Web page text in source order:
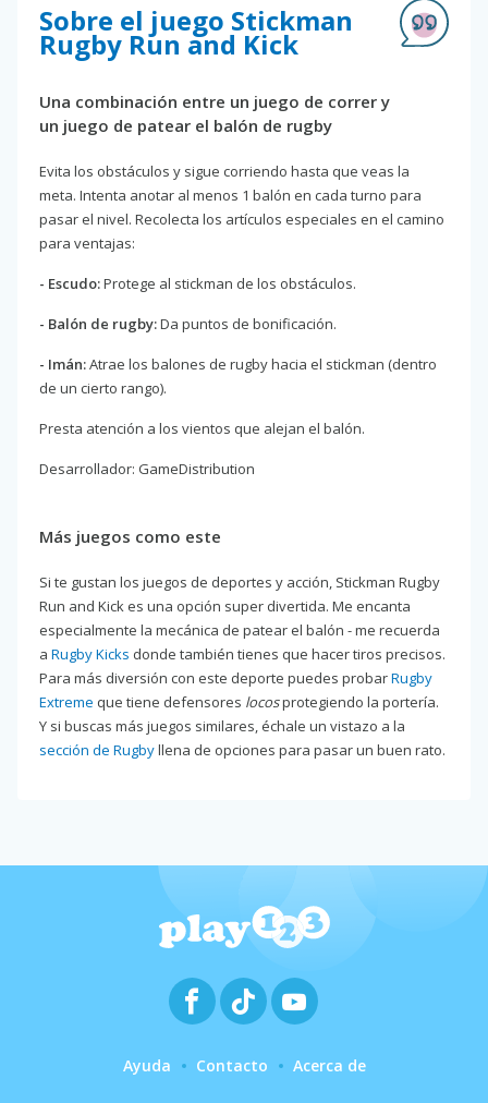
Sobre el juego Stickman
Rugby Run and Kick
Una combinación entre un juego de correr y
un juego de patear el balón de rugby
Evita los obstáculos y sigue corriendo hasta que veas la
meta. Intenta anotar al menos 1 balón en cada turno para
pasar el nivel. Recolecta los artículos especiales en el camino
para ventajas:
- Escudo:Protege al stickman de los obstáculos.
- Balón de rugby:Da puntos de bonificación.
- Imán:Atrae los balones de rugby hacia el stickman (dentro
de un cierto rango).
Presta atención a los vientos que alejan el balón.
Desarrollador: GameDistribution
Más juegos como este
Si te gustan los juegos de deportes y acción, Stickman Rugby
Run and Kick es una opción super divertida. Me encanta
especialmente la mecánica de patear el balón - me recuerda
a Rugby Kicks donde también tienes que hacer tiros precisos.
Para más diversión con este deporte puedes probarRugby
Extreme que tiene defensores locosprotegiendo la portería.
Y si buscas más juegos similares, échale un vistazo a la
sección de Rugbyllena de opciones para pasar un buen rato.
Ayuda Contacto Acerca de